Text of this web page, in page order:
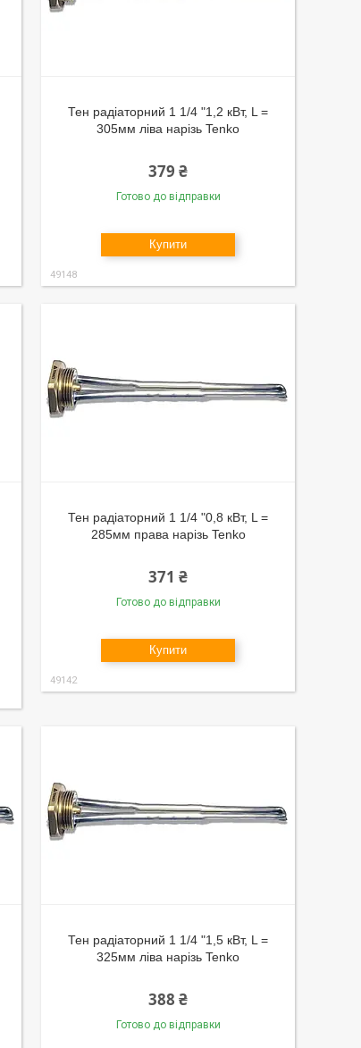
Тен радіаторний 1 1/4 "1,2 кВт, L =
305мм ліва нарізь Tenko
379 ₴
Готово до відправки
Купити
49148
Тен радіаторний 1 1/4 "0,8 кВт, L =
285мм права нарізь Tenko
371 ₴
Готово до відправки
Купити
49142
Тен радіаторний 1 1/4 "1,5 кВт, L =
325мм ліва нарізь Tenko
388 ₴
Готово до відправки